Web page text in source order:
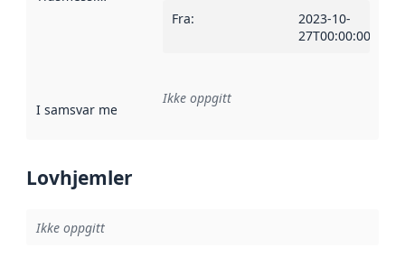
Fra:
2023-10-
27T00:00:00Z
I samsvar med Referanse til en implementasjonsregel
Ikke oppgitt
Lovhjemler
Ikke oppgitt